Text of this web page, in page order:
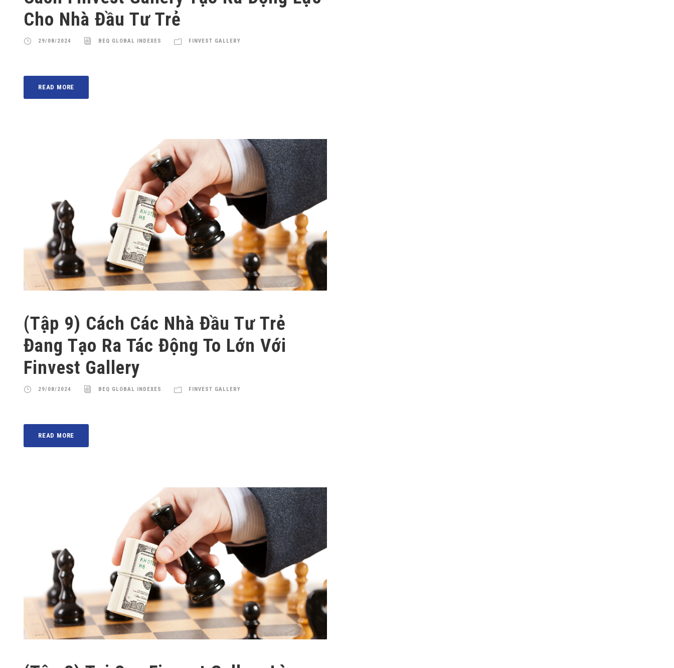
Cho Nhà Đầu Tư Trẻ
29/08/2024 BEQ GLOBAL INDEXES FINVEST GALLERY
READ MORE
(Tập 9) Cách Các Nhà Đầu Tư Trẻ
Đang Tạo Ra Tác Động To Lớn Với
Finvest Gallery
29/08/2024 BEQ GLOBAL INDEXES FINVEST GALLERY
READ MORE